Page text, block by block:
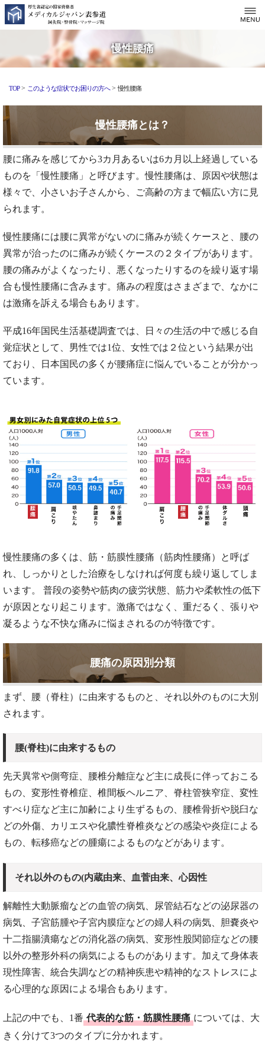
慢性腰痛
TOP> このような症状でお困りの方へ>慢性腰痛
慢性腰痛とは？
腰に痛みを感じてから3カ月あるいは6カ月以上経過している
ものを「慢性腰痛」と呼びます。慢性腰痛は、原因や状態は
様々で、小さいお子さんから、ご高齢の方まで幅広い方に見
られます。
慢性腰痛には腰に異常がないのに痛みが続くケースと、腰の
異常が治ったのに痛みが続くケースの２タイプがあります。
腰の痛みがよくなったり、悪くなったりするのを繰り返す場
合も慢性腰痛に含みます。痛みの程度はさまざまで、なかに
は激痛を訴える場合もあります。
平成16年国民生活基礎調査では、日々の生活の中で感じる自
覚症状として、男性では1位、女性では２位という結果が出
ており、日本国民の多くが腰痛症に悩んでいることが分かっ
ています。
慢性腰痛の多くは、筋・筋膜性腰痛（筋肉性腰痛）と呼ば
れ、しっかりとした治療をしなければ何度も繰り返してしま
います。 普段の姿勢や筋肉の疲労状態、筋力や柔軟性の低下
が原因となり起こります。激痛ではなく、重だるく、張りや
凝るような不快な痛みに悩まされるのが特徴です。
腰痛の原因別分類
まず、腰（脊柱）に由来するものと、それ以外のものに大別
されます。
腰(脊柱)に由来するもの
先天異常や側弯症、腰椎分離症など主に成長に伴っておこる
もの、変形性脊椎症、椎間板ヘルニア、脊柱管狭窄症、変性
すべり症など主に加齢により生ずるもの、腰椎骨折や脱臼な
どの外傷、カリエスや化膿性脊椎炎などの感染や炎症による
もの、転移癌などの腫瘍によるものなどがあります。
それ以外のもの(内蔵由来、血菅由来、心因性
解離性大動脈瘤などの血管の病気、尿管結石などの泌尿器の
病気、子宮筋腫や子宮内膜症などの婦人科の病気、胆嚢炎や
十二指腸潰瘍などの消化器の病気、変形性股関節症などの腰
以外の整形外科の病気によるものがあります。加えて身体表
現性障害、統合失調などの精神疾患や精神的なストレスによ
る心理的な原因による場合もあります。
上記の中でも、1番 代表的な筋・筋膜性腰痛 については、大
きく分けて3つのタイプに分かれます。